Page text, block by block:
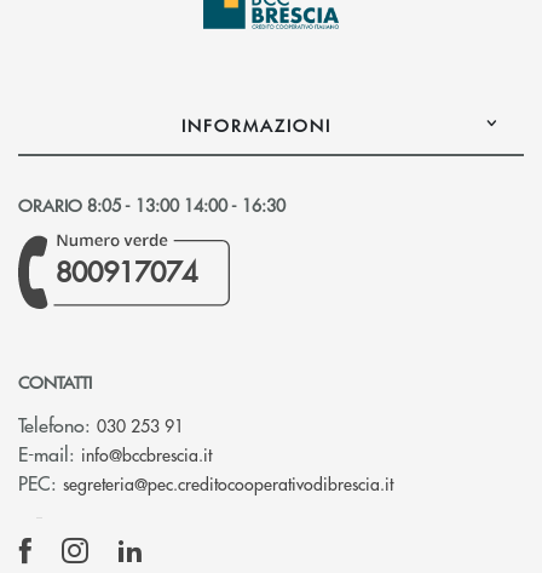
INFORMAZIONI
ORARIO 8:05 - 13:00 14:00 - 16:30
800917074
CONTATTI
Telefono: 030 253 91
E-mail: info@bccbrescia.it(si apre l’app di posta elettronica)
PEC: segreteria@pec.creditocooperativodibrescia.it(si apre l’app di